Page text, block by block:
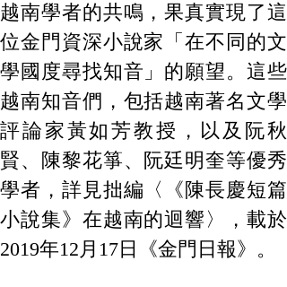
越南學者的共鳴，果真實現了這
位金門資深小說家「在不同的文
學國度尋找知音」的願望。這些
越南知音們，包括越南著名文學
評論家黃如芳教授，以及阮秋
賢、陳黎花箏、阮廷明奎等優秀
學者，詳見拙編〈《陳長慶短篇
小說集》在越南的迴響〉，載於
2019年12月17日《金門日報》。